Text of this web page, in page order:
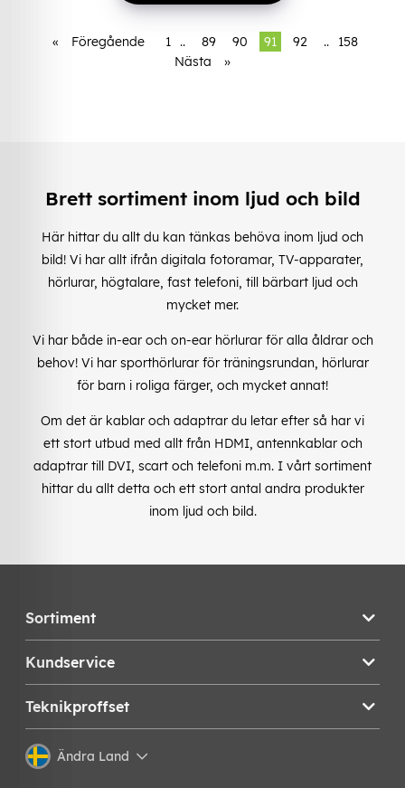
« Föregående 1 .. 89 90 91 92 ..
158
Nästa
»
Brett sortiment inom ljud och bild
Här hittar du allt du kan tänkas behöva inom ljud och
bild! Vi har allt ifrån digitala fotoramar, TV-apparater,
hörlurar, högtalare, fast telefoni, till bärbart ljud och
mycket mer.
Vi har både in-ear och on-ear hörlurar för alla åldrar och
behov! Vi har sporthörlurar för träningsrundan, hörlurar
för barn i roliga färger, och mycket annat!
Om det är kablar och adaptrar du letar efter så har vi
ett stort utbud med allt från HDMI, antennkablar och
adaptrar till DVI, scart och telefoni m.m. I vårt sortiment
hittar du allt detta och ett stort antal andra produkter
inom ljud och bild.
Sortiment
Kundservice
Teknikproffset
Ändra Land